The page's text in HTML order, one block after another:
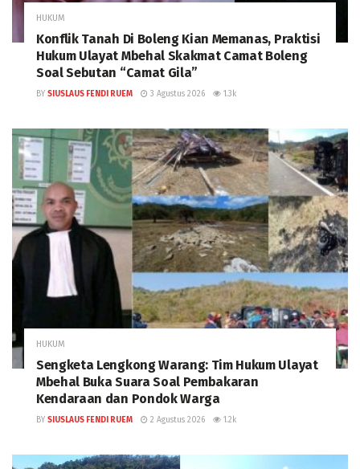
HUKUM
Konflik Tanah Di Boleng Kian Memanas, Praktisi
Hukum Ulayat Mbehal Skakmat Camat Boleng
Soal Sebutan “Camat Gila”
BY SIUSLAUS FENDI RUEM 3 Agustus 2026 1.3k
HUKUM
Sengketa Lengkong Warang: Tim Hukum Ulayat
Mbehal Buka Suara Soal Pembakaran
Kendaraan dan Pondok Warga
BY SIUSLAUS FENDI RUEM 2 Agustus 2026 1.2k